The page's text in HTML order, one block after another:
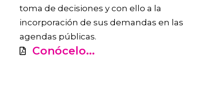
toma de decisiones y con ello a la
incorporación de sus demandas en las
agendas públicas.
Conócelo...